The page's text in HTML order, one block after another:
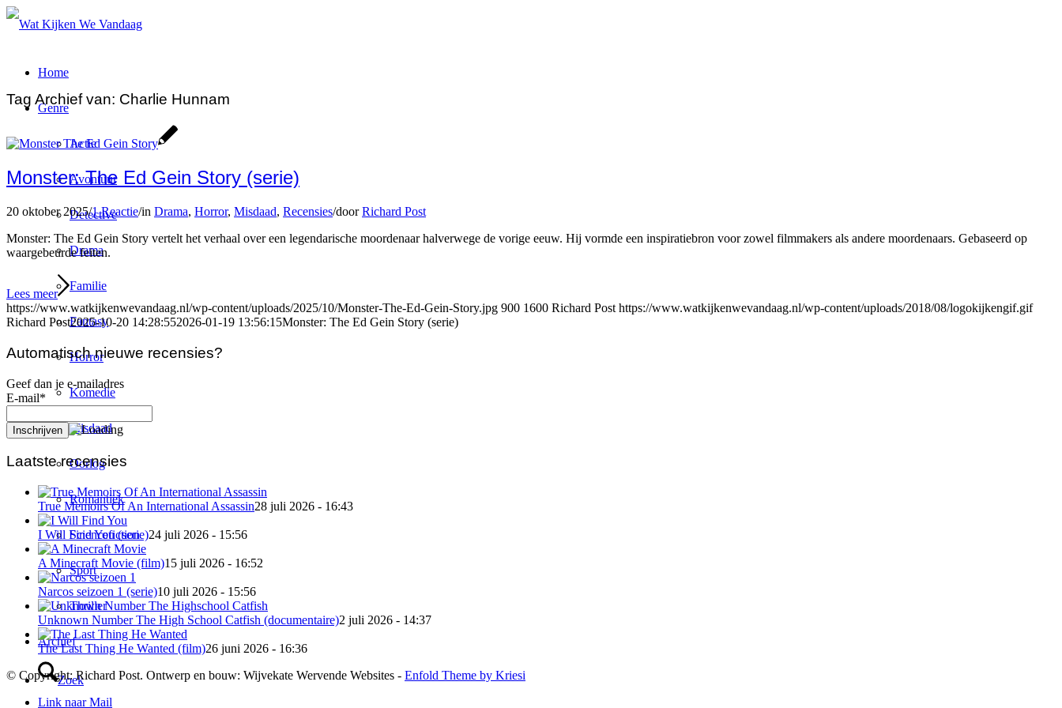
Home
Genre
Actie
Avontuur
Detective
Drama
Familie
Fantasy
Horror
Komedie
Misdaad
Oorlog
Romantiek
Sciencefiction
Sport
Thriller
Archief
Zoek
Tag Archief van: Charlie Hunnam
Monster: The Ed Gein Story (serie)
20 oktober 2025/1 Reactie/in Drama, Horror, Misdaad, Recensies/doorRichard Post
Monster: The Ed Gein Story vertelt het verhaal over een legendarische moordenaar halverwege de vorige eeuw. Hij vormde een inspiratiebron voor zowel filmmakers als andere moordenaars. Gebaseerd op
waargebeurde feiten.
Lees meer
https://www.watkijkenwevandaag.nl/wp-content/uploads/2025/10/Monster-The-Ed-Gein-Story.jpg 900 1600 Richard Post https://www.watkijkenwevandaag.nl/wp-content/uploads/2018/08/logokijkengif.gif
Richard Post2025-10-20 14:28:552026-01-19 13:56:15Monster: The Ed Gein Story (serie)
Automatisch nieuwe recensies?
Geef dan je e-mailadres
E-mail*
Laatste recensies
True Memoirs Of An International Assassin28 juli 2026 - 16:43
I Will Find You (serie)24 juli 2026 - 15:56
A Minecraft Movie (film)15 juli 2026 - 16:52
Narcos seizoen 1 (serie)10 juli 2026 - 15:56
Unknown Number The High School Catfish (documentaire)2 juli 2026 - 14:37
The Last Thing He Wanted (film)26 juni 2026 - 16:36
© Copyright: Richard Post. Ontwerp en bouw: Wijvekate Wervende Websites - Enfold Theme by Kriesi
Link naar Mail